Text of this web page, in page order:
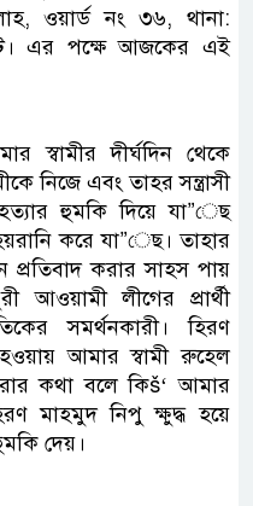
ওয়ার্ড নং ৩৬, থানা:
এর পক্ষে আজকের এই
স্বামীর দীর্ঘদিন থেকে
নিজে এবং তাহর সন্ত্রাসী
হত্যার হুমকি দিয়ে যা”েছ
করে যা”েছ। তাহার
করার সাহস পায়
আওয়ামী লীগের প্রার্থী
সমর্থনকারী। হিরণ
আমার স্বামী রুহেল
কথা বলে কিš‘ আমার
মাহমুদ নিপু ক্ষুদ্ধ হয়ে
দেয়।